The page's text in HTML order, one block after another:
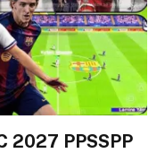
2027 PPSSPP